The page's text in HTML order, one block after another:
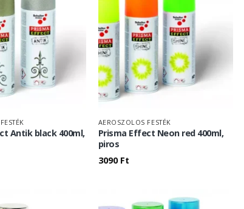
Antik black 400ml,
AEROSZOLOS FESTÉK
Prisma Effect Neon red 400ml,
piros
3090 Ft